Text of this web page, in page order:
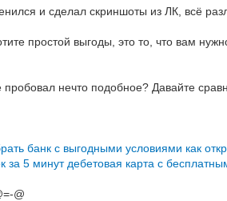
и сделал скриншоты из ЛК, всё
простой выгоды, это то, что вам
пробовал нечто подобное? Давайте
банк с выгодными условиями как
за 5 минут дебетовая карта с
@